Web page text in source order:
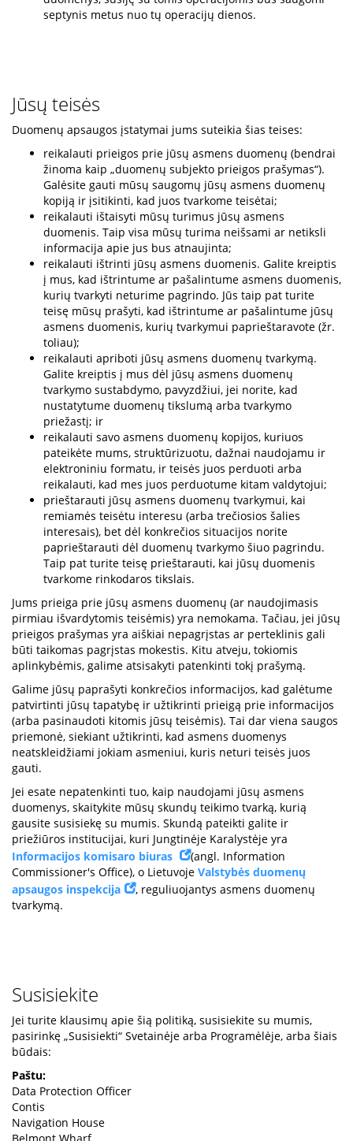
septynis metus nuo tų operacijų dienos.
Jūsų teisės
Duomenų apsaugos įstatymai jums suteikia šias teises:
reikalauti prieigos prie jūsų asmens duomenų (bendrai
žinoma kaip „duomenų subjekto prieigos prašymas“).
Galėsite gauti mūsų saugomų jūsų asmens duomenų
kopiją ir įsitikinti, kad juos tvarkome teisėtai;
reikalauti ištaisyti mūsų turimus jūsų asmens
duomenis. Taip visa mūsų turima neišsami ar netiksli
informacija apie jus bus atnaujinta;
reikalauti ištrinti jūsų asmens duomenis. Galite kreiptis
į mus, kad ištrintume ar pašalintume asmens duomenis,
kurių tvarkyti neturime pagrindo. Jūs taip pat turite
teisę mūsų prašyti, kad ištrintume ar pašalintume jūsų
asmens duomenis, kurių tvarkymui paprieštaravote (žr.
toliau);
reikalauti apriboti jūsų asmens duomenų tvarkymą.
Galite kreiptis į mus dėl jūsų asmens duomenų
tvarkymo sustabdymo, pavyzdžiui, jei norite, kad
nustatytume duomenų tikslumą arba tvarkymo
priežastį; ir
reikalauti savo asmens duomenų kopijos, kuriuos
pateikėte mums, struktūrizuotu, dažnai naudojamu ir
elektroniniu formatu, ir teisės juos perduoti arba
reikalauti, kad mes juos perduotume kitam valdytojui;
prieštarauti jūsų asmens duomenų tvarkymui, kai
remiamės teisėtu interesu (arba trečiosios šalies
interesais), bet dėl konkrečios situacijos norite
paprieštarauti dėl duomenų tvarkymo šiuo pagrindu.
Taip pat turite teisę prieštarauti, kai jūsų duomenis
tvarkome rinkodaros tikslais.
Jums prieiga prie jūsų asmens duomenų (ar naudojimasis
pirmiau išvardytomis teisėmis) yra nemokama. Tačiau, jei jūsų
prieigos prašymas yra aiškiai nepagrįstas ar perteklinis gali
būti taikomas pagrįstas mokestis. Kitu atveju, tokiomis
aplinkybėmis, galime atsisakyti patenkinti tokį prašymą.
Galime jūsų paprašyti konkrečios informacijos, kad galėtume
patvirtinti jūsų tapatybę ir užtikrinti prieigą prie informacijos
(arba pasinaudoti kitomis jūsų teisėmis). Tai dar viena saugos
priemonė, siekiant užtikrinti, kad asmens duomenys
neatskleidžiami jokiam asmeniui, kuris neturi teisės juos
gauti.
Jei esate nepatenkinti tuo, kaip naudojami jūsų asmens
duomenys, skaitykite mūsų skundų teikimo tvarką, kurią
gausite susisiekę su mumis. Skundą pateikti galite ir
priežiūros institucijai, kuri Jungtinėje Karalystėje yra
Informacijos komisaro biuras
(angl. Information
Commissioner's Office), o Lietuvoje Valstybės duomenų
apsaugos inspekcija
, reguliuojantys asmens duomenų
tvarkymą.
Susisiekite
Jei turite klausimų apie šią politiką, susisiekite su mumis,
pasirinkę „Susisiekti“ Svetainėje arba Programėlėje, arba šiais
būdais:
Paštu:
Data Protection Officer
Contis
Navigation House